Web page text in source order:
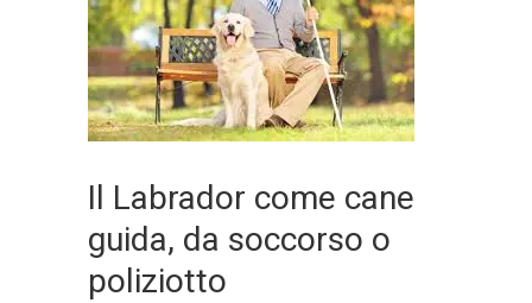
Il Labrador come cane
guida, da soccorso o
poliziotto